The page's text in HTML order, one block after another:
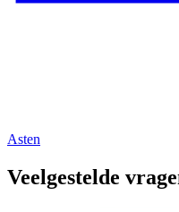
Asten
Veelgestelde